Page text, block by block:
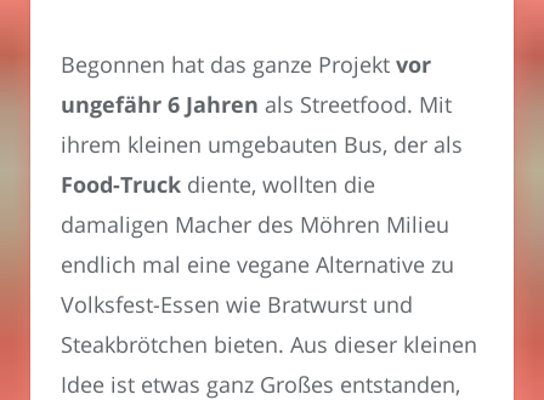
Begonnen hat das ganze Projekt vor
ungefähr 6 Jahren als Streetfood. Mit
ihrem kleinen umgebauten Bus, der als
Food-Truck diente, wollten die
damaligen Macher des Möhren Milieu
endlich mal eine vegane Alternative zu
Volksfest-Essen wie Bratwurst und
Steakbrötchen bieten. Aus dieser kleinen
Idee ist etwas ganz Großes entstanden,